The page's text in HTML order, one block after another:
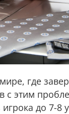
где
с этим
до 7-8